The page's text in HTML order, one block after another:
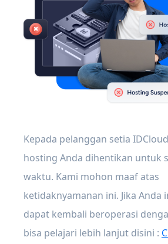
Kepada pelanggan setia
hosting Anda dihentikan untuk
waktu. Kami mohon maaf atas
ketidaknyamanan ini. Jika Anda
dapat kembali beroperasi
bisa pelajari lebih lanjut disini :